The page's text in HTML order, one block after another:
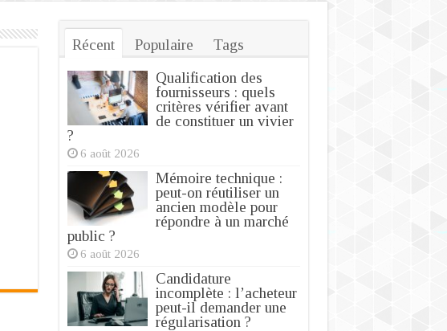
Récent Populaire
Tags
Qualification des
fournisseurs : quels
critères vérifier avant
de constituer un vivier
?
6 août 2026
Mémoire technique :
peut-on réutiliser un
ancien modèle pour
répondre à un marché
public ?
6 août 2026
Candidature
incomplète : l’acheteur
peut-il demander une
régularisation ?